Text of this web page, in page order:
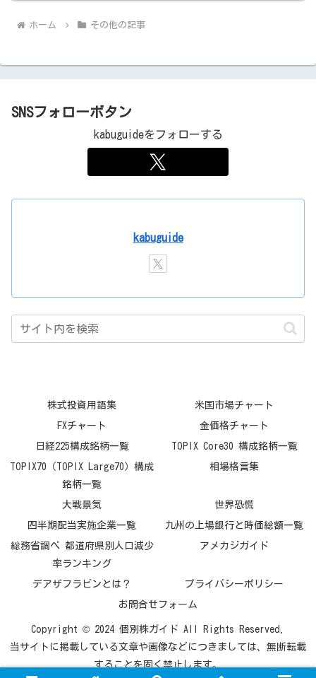
ホーム その他の記事
SNSフォローボタン
kabuguideをフォローする
kabuguide
株式投資用語集 米国市場チャート
FXチャート 金価格チャート
日経225構成銘柄一覧 TOPIX Core30 構成銘柄一覧
TOPIX70（TOPIX Large70）構成
銘柄一覧
相場格言集
大戦景気 世界恐慌
四半期配当実施企業一覧 九州の上場銀行と時価総額一覧
総務省調べ 都道府県別人口減少
率ランキング
アメカジガイド
デアザフラビンとは？ プライバシーポリシー
お問合せフォーム
Copyright © 2024 個別株ガイド All Rights Reserved.
当サイトに掲載している文章や画像などにつきましては、無断転載
することを固く禁止します。